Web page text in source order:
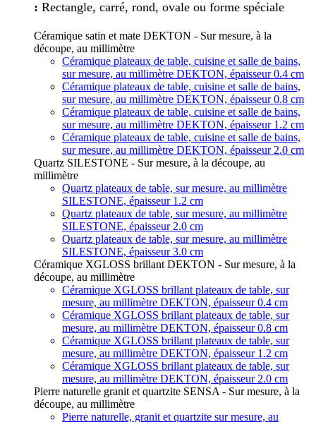
: Rectangle, carré, rond, ovale ou forme spéciale
Céramique satin et mate DEKTON - Sur mesure, à la
découpe, au millimètre
Céramique plateaux de table, cuisine et salle de bains,
sur mesure, au millimètre DEKTON, épaisseur 0.4 cm
Céramique plateaux de table, cuisine et salle de bains,
sur mesure, au millimètre DEKTON, épaisseur 0.8 cm
Céramique plateaux de table, cuisine et salle de bains,
sur mesure, au millimètre DEKTON, épaisseur 1.2 cm
Céramique plateaux de table, cuisine et salle de bains,
sur mesure, au millimètre DEKTON, épaisseur 2.0 cm
Quartz SILESTONE - Sur mesure, à la découpe, au
millimètre
Quartz plateaux de table, sur mesure, au millimètre
SILESTONE, épaisseur 1.2 cm
Quartz plateaux de table, sur mesure, au millimètre
SILESTONE, épaisseur 2.0 cm
Quartz plateaux de table, sur mesure, au millimètre
SILESTONE, épaisseur 3.0 cm
Céramique XGLOSS brillant DEKTON - Sur mesure, à la
découpe, au millimètre
Céramique XGLOSS brillant plateaux de table, sur
mesure, au millimètre DEKTON, épaisseur 0.4 cm
Céramique XGLOSS brillant plateaux de table, sur
mesure, au millimètre DEKTON, épaisseur 0.8 cm
Céramique XGLOSS brillant plateaux de table, sur
mesure, au millimètre DEKTON, épaisseur 1.2 cm
Céramique XGLOSS brillant plateaux de table, sur
mesure, au millimètre DEKTON, épaisseur 2.0 cm
Pierre naturelle granit et quartzite SENSA - Sur mesure, à la
découpe, au millimètre
Pierre naturelle, granit et quartzite sur mesure, au